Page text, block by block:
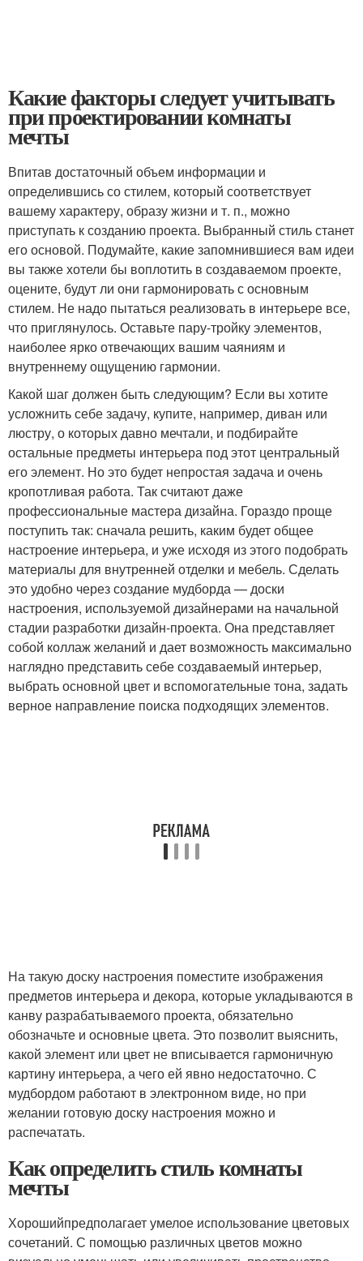
Какие факторы следует учитывать
при проектировании комнаты
мечты
Впитав достаточный объем информации и
определившись со стилем, который соответствует
вашему характеру, образу жизни и т. п., можно
приступать к созданию проекта. Выбранный стиль станет
его основой. Подумайте, какие запомнившиеся вам идеи
вы также хотели бы воплотить в создаваемом проекте,
оцените, будут ли они гармонировать с основным
стилем. Не надо пытаться реализовать в интерьере все,
что приглянулось. Оставьте пару-тройку элементов,
наиболее ярко отвечающих вашим чаяниям и
внутреннему ощущению гармонии.
Какой шаг должен быть следующим? Если вы хотите
усложнить себе задачу, купите, например, диван или
люстру, о которых давно мечтали, и подбирайте
остальные предметы интерьера под этот центральный
его элемент. Но это будет непростая задача и очень
кропотливая работа. Так считают даже
профессиональные мастера дизайна. Гораздо проще
поступить так: сначала решить, каким будет общее
настроение интерьера, и уже исходя из этого подобрать
материалы для внутренней отделки и мебель. Сделать
это удобно через создание мудборда — доски
настроения, используемой дизайнерами на начальной
стадии разработки дизайн-проекта. Она представляет
собой коллаж желаний и дает возможность максимально
наглядно представить себе создаваемый интерьер,
выбрать основной цвет и вспомогательные тона, задать
верное направление поиска подходящих элементов.
На такую доску настроения поместите изображения
предметов интерьера и декора, которые укладываются в
канву разрабатываемого проекта, обязательно
обозначьте и основные цвета. Это позволит выяснить,
какой элемент или цвет не вписывается гармоничную
картину интерьера, а чего ей явно недостаточно. С
мудбордом работают в электронном виде, но при
желании готовую доску настроения можно и
распечатать.
Как определить стиль комнаты
мечты
Хорошийпредполагает умелое использование цветовых
сочетаний. С помощью различных цветов можно